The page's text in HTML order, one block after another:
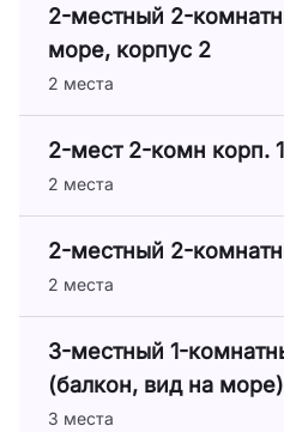
2-местный 2-
море, корпус 2
2 места
2-мест 2-комн корп. 1
2 места
2-местный 2-
2 места
3-местный 1-
(балкон, вид на море)
3 места